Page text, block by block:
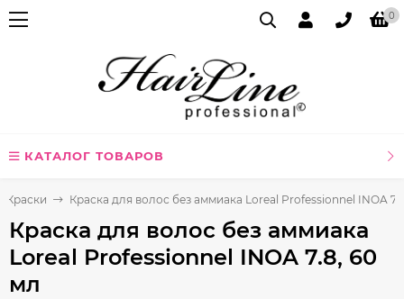
0
КАТАЛОГ ТОВАРОВ
Краски Краска для волос без аммиака Loreal Professionnel INOA
Краска для волос без аммиака
Loreal Professionnel INOA 7.8, 60
мл